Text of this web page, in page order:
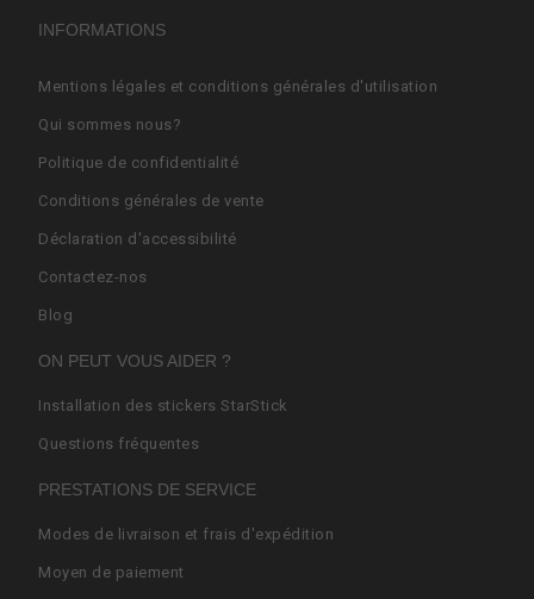
INFORMATIONS
Mentions légales et conditions générales d'utilisation
Qui sommes nous?
Politique de confidentialité
Conditions générales de vente
Déclaration d'accessibilité
Contactez-nos
Blog
ON PEUT VOUS AIDER ?
Installation des stickers StarStick
Questions fréquentes
PRESTATIONS DE SERVICE
Modes de livraison et frais d'expédition
Moyen de paiement